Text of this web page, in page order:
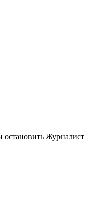
остановить Журналист